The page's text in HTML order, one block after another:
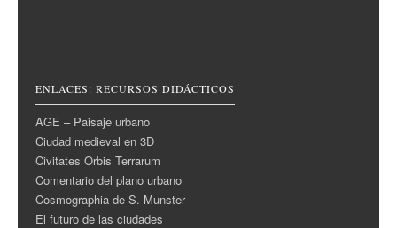
ENLACES: RECURSOS DIDÁCTICOS
AGE – Paisaje urbano
Ciudad medieval en 3D
Civitates Orbis Terrarum
Comentario del plano urbano
Cosmographia de S. Munster
El futuro de las ciudades